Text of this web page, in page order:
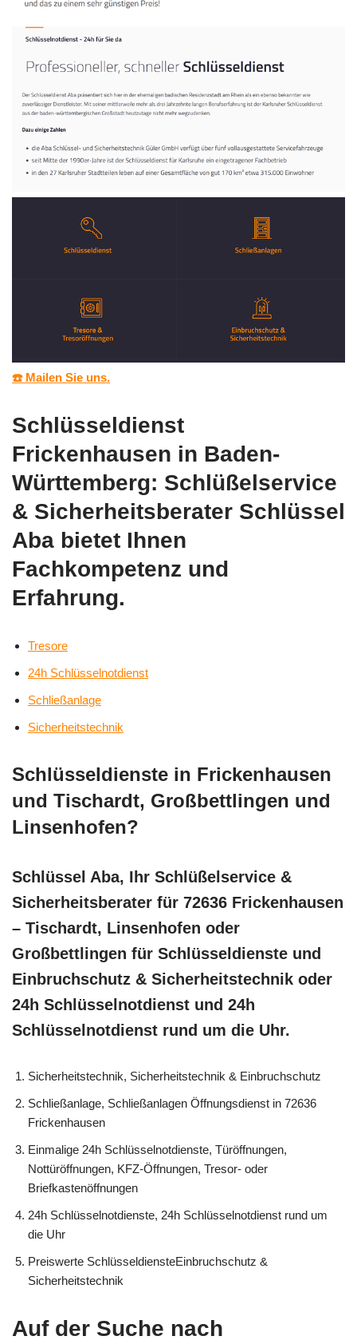
☎️ Mailen Sie uns.
Schlüsseldienst
Frickenhausen in Baden-
Württemberg: Schlüßelservice
& Sicherheitsberater Schlüssel
Aba bietet Ihnen
Fachkompetenz und
Erfahrung.
Tresore
24h Schlüsselnotdienst
Schließanlage
Sicherheitstechnik
Schlüsseldienste in Frickenhausen
und Tischardt, Großbettlingen und
Linsenhofen?
Schlüssel Aba, Ihr Schlüßelservice &
Sicherheitsberater für 72636 Frickenhausen
– Tischardt, Linsenhofen oder
Großbettlingen für Schlüsseldienste und
Einbruchschutz & Sicherheitstechnik oder
24h Schlüsselnotdienst und 24h
Schlüsselnotdienst rund um die Uhr.
Sicherheitstechnik, Sicherheitstechnik & Einbruchschutz
Schließanlage, Schließanlagen Öffnungsdienst in 72636
Frickenhausen
Einmalige 24h Schlüsselnotdienste, Türöffnungen,
Nottüröffnungen, KFZ-Öffnungen, Tresor- oder
Briefkastenöffnungen
24h Schlüsselnotdienste, 24h Schlüsselnotdienst rund um
die Uhr
Preiswerte SchlüsseldiensteEinbruchschutz &
Sicherheitstechnik
Auf der Suche nach